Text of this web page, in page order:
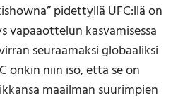
pidettyllä UFC:llä on
vapaaottelun kasvamisessa
seuraamaksi globaaliksi
onkin niin iso, että se on
maailman suurimpien